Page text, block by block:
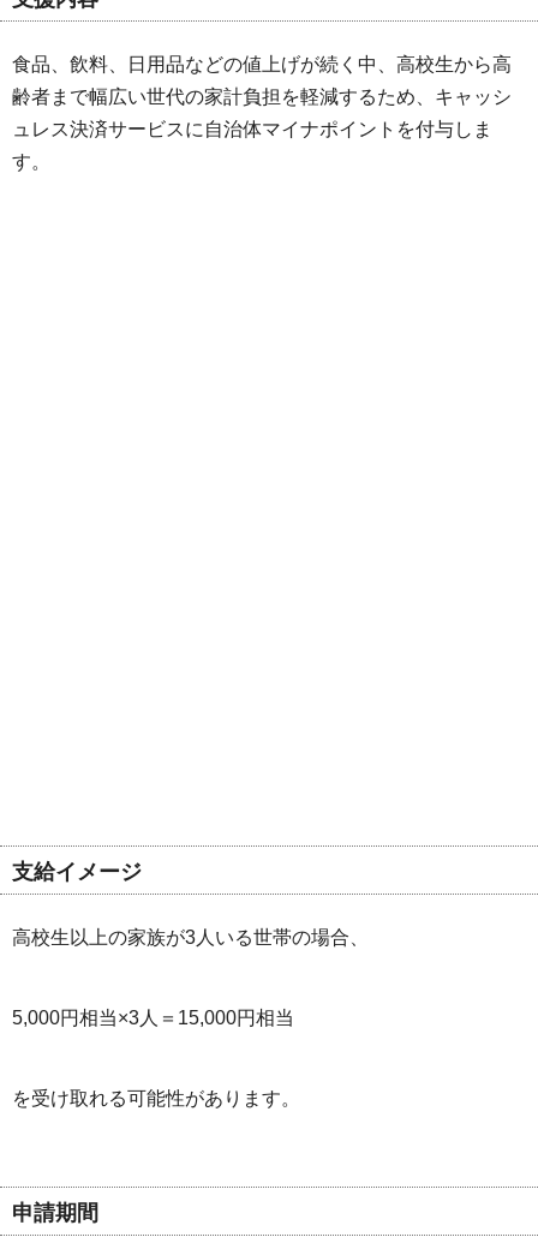
食品、飲料、日用品などの値上げが続く中、高校生から高
齢者まで幅広い世代の家計負担を軽減するため、キャッシ
ュレス決済サービスに自治体マイナポイントを付与しま
す。
支給イメージ
高校生以上の家族が3人いる世帯の場合、
5,000円相当×3人＝15,000円相当
を受け取れる可能性があります。
申請期間